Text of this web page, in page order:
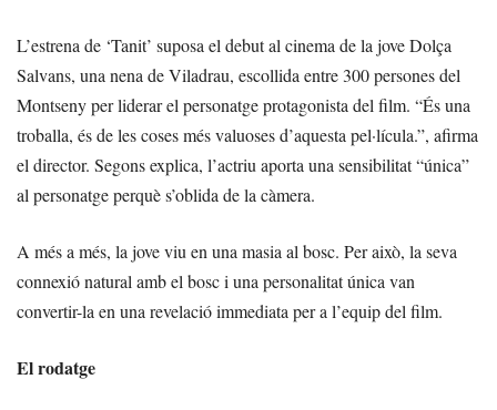
L’estrena de ‘Tanit’ suposa el debut al cinema de la jove Dolça
Salvans, una nena de Viladrau, escollida entre 300 persones del
Montseny per liderar el personatge protagonista del film. “És una
troballa, és de les coses més valuoses d’aquesta pel·lícula.”, afirma
el director. Segons explica, l’actriu aporta una sensibilitat “única”
al personatge perquè s’oblida de la càmera.
A més a més, la jove viu en una masia al bosc. Per això, la seva
connexió natural amb el bosc i una personalitat única van
convertir-la en una revelació immediata per a l’equip del film.
El rodatge